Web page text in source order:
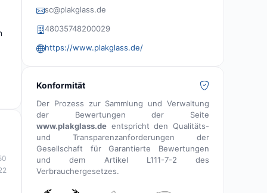
sc@plakglass.de
48035748200029
https://www.plakglass.de/
Konformität
Der Prozess zur Sammlung und Verwaltung
der Bewertungen der Seite
www.plakglass.de entspricht den Qualitäts-
und Transparenzanforderungen der
Gesellschaft für Garantierte Bewertungen
und dem Artikel L111-7-2 des
Verbrauchergesetzes.